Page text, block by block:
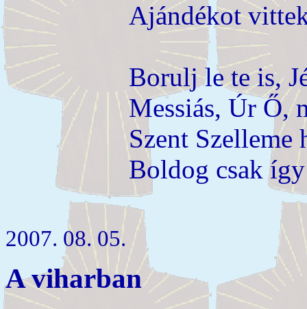
Ajándékot
Borulj le te is,
Messiás, Úr Ő,
Szent
Boldog csak
2007. 08. 05.
A viharban